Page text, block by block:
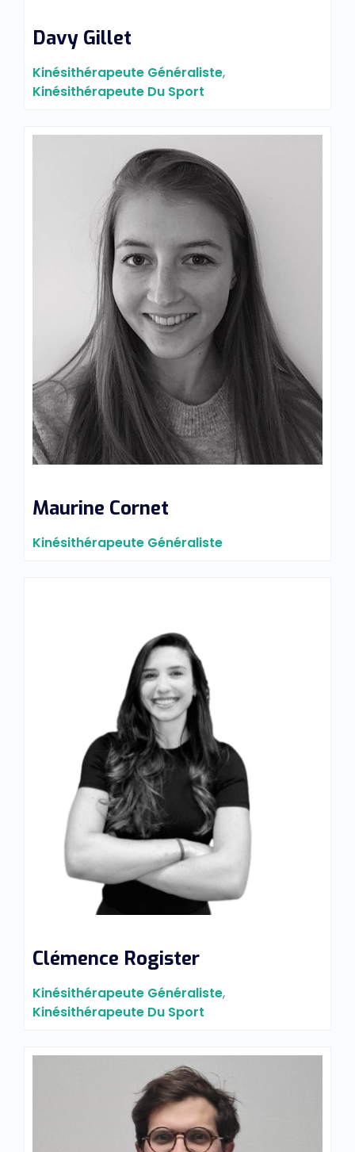
Davy Gillet
Kinésithérapeute Généraliste,
Kinésithérapeute Du Sport
Maurine Cornet
Kinésithérapeute Généraliste
Clémence Rogister
Kinésithérapeute Généraliste,
Kinésithérapeute Du Sport